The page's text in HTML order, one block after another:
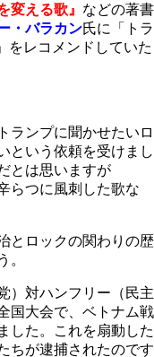
変える歌』 などの著書
・バラカン氏に「トラ
をレコメンドしていた
ランプに聞かせたいロ
という依頼を受けまし
とは思いますが
らつに風刺した歌な
とロックの関わりの歴
。
）対ハンフリー（民主
国大会で、ベトナム戦
した。これを扇動した
ちが逮捕されたのです